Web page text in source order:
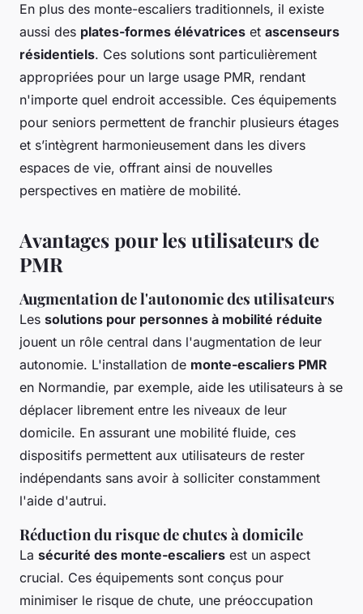
En plus des monte-escaliers traditionnels, il existe
aussi des plates-formes élévatrices et ascenseurs
résidentiels. Ces solutions sont particulièrement
appropriées pour un large usage PMR, rendant
n'importe quel endroit accessible. Ces équipements
pour seniors permettent de franchir plusieurs étages
et s’intègrent harmonieusement dans les divers
espaces de vie, offrant ainsi de nouvelles
perspectives en matière de mobilité.
Avantages pour les utilisateurs de
PMR
Augmentation de l'autonomie des utilisateurs
Les solutions pour personnes à mobilité réduite
jouent un rôle central dans l'augmentation de leur
autonomie. L'installation de monte-escaliers PMR
en Normandie, par exemple, aide les utilisateurs à se
déplacer librement entre les niveaux de leur
domicile. En assurant une mobilité fluide, ces
dispositifs permettent aux utilisateurs de rester
indépendants sans avoir à solliciter constamment
l'aide d'autrui.
Réduction du risque de chutes à domicile
La sécurité des monte-escaliers est un aspect
crucial. Ces équipements sont conçus pour
minimiser le risque de chute, une préoccupation